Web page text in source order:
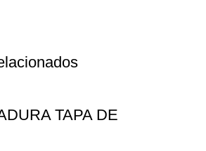
TAPA DE